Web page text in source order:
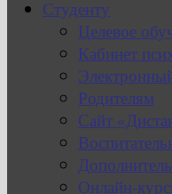
Студенту
Целевое
Кабинет
Родителям
Сайт
Онлайн-